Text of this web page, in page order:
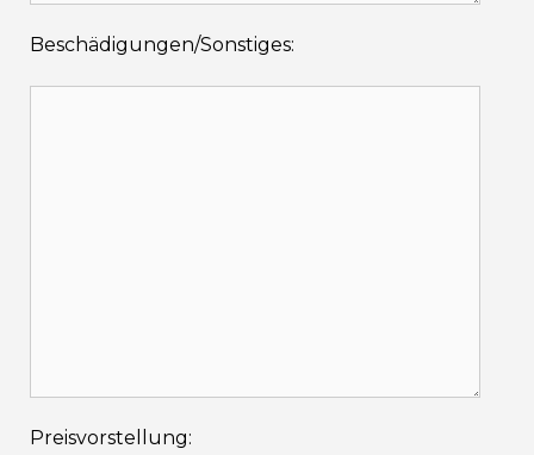
Beschädigungen/Sonstiges:
Preisvorstellung: